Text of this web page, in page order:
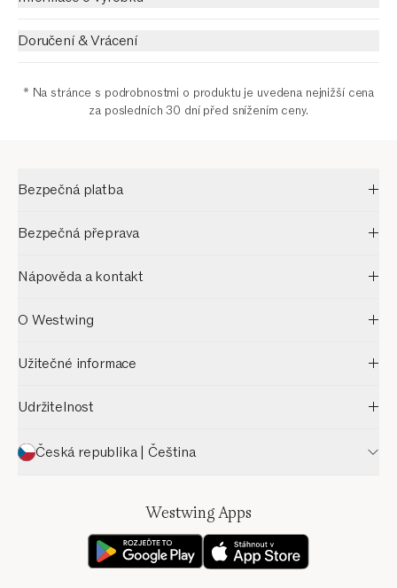
Doručení & Vrácení
* Na stránce s podrobnostmi o produktu je uvedena nejnižší cena
za posledních 30 dní před snížením ceny.
Bezpečná platba
Bezpečná přeprava
Nápověda a kontakt
O Westwing
Užitečné informace
Udržitelnost
Česká republika | Čeština
Westwing Apps